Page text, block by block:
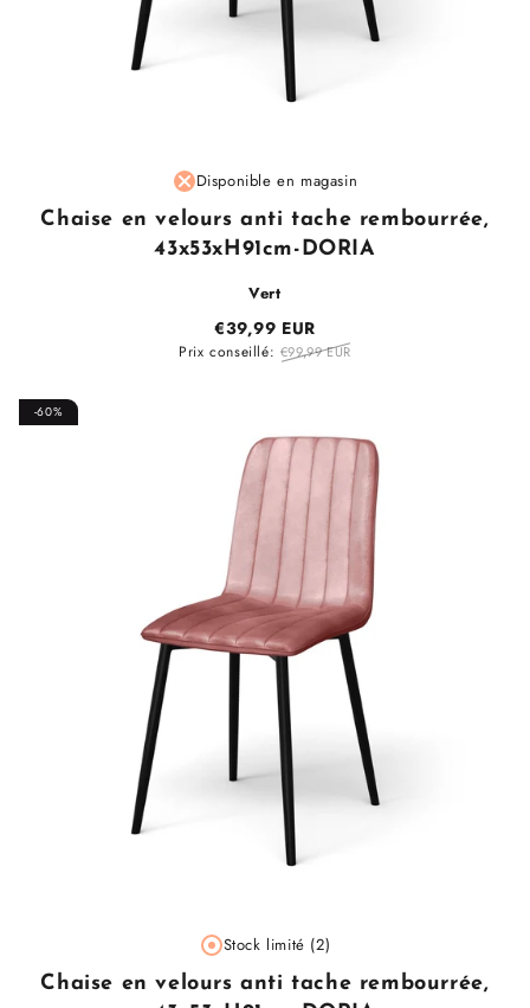
Fournisseur
:
Disponible en magasin
Chaise en velours anti tache rembourrée,
43x53xH91cm-DORIA
Vert
€39,99 EUR
Prix conseillé: €99,99 EUR
-60%
Fournisseur
:
Stock limité (2)
Chaise en velours anti tache rembourrée,